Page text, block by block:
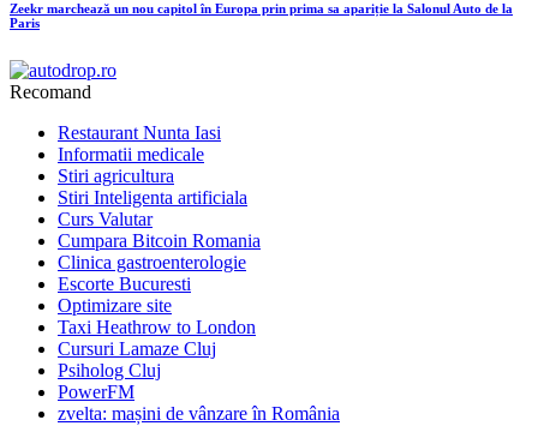
Zeekr marchează un nou capitol în Europa prin prima sa apariție la Salonul Auto de la
Paris
Recomand
Restaurant Nunta Iasi
Informatii medicale
Stiri agricultura
Stiri Inteligenta artificiala
Curs Valutar
Cumpara Bitcoin Romania
Clinica gastroenterologie
Escorte Bucuresti
Optimizare site
Taxi Heathrow to London
Cursuri Lamaze Cluj
Psiholog Cluj
PowerFM
zvelta: mașini de vânzare în România